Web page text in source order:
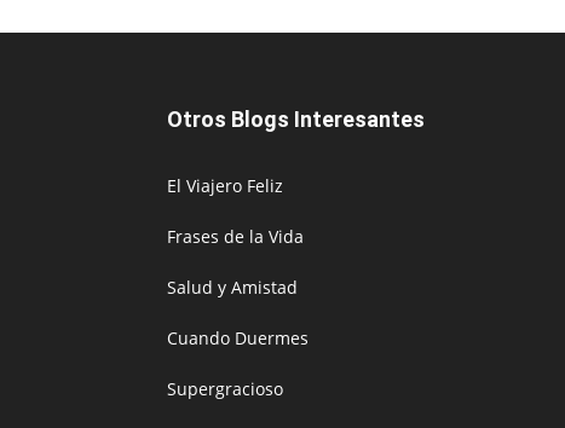
Otros Blogs Interesantes
El Viajero Feliz
Frases de la Vida
Salud y Amistad
Cuando Duermes
Supergracioso